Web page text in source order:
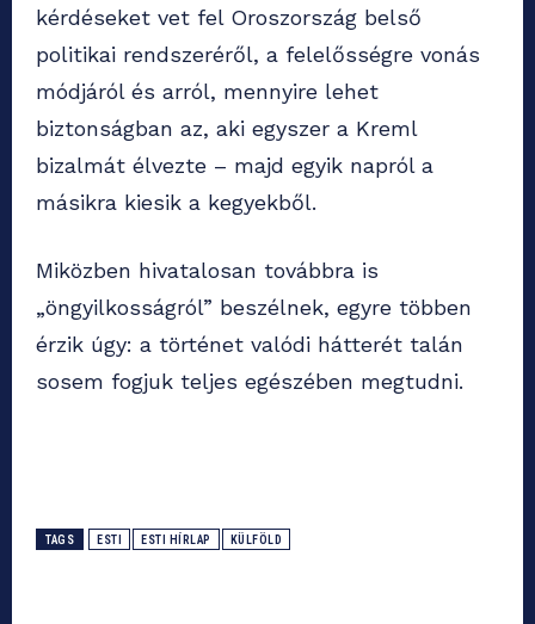
kérdéseket vet fel Oroszország belső
politikai rendszeréről, a felelősségre vonás
módjáról és arról, mennyire lehet
biztonságban az, aki egyszer a Kreml
bizalmát élvezte – majd egyik napról a
másikra kiesik a kegyekből.
Miközben hivatalosan továbbra is
„öngyilkosságról” beszélnek, egyre többen
érzik úgy: a történet valódi hátterét talán
sosem fogjuk teljes egészében megtudni.
TAGS ESTI ESTI HÍRLAP KÜLFÖLD